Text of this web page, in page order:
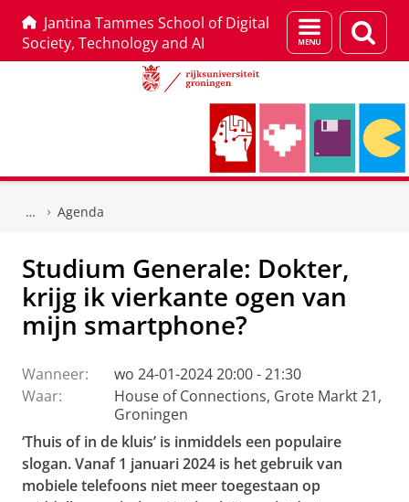
Jantina Tammes School of Digital
Society, Technology and AI
Menu
en
Agenda
Studium Generale: Dokter,
krijg ik vierkante ogen van
mijn smartphone?
Wanneer:
wo 24-01-2024 20:00 - 21:30
Waar:
House of Connections, Grote Markt 21,
Groningen
‘Thuis of in de kluis’ is inmiddels een populaire
slogan. Vanaf 1 januari 2024 is het gebruik van
mobiele telefoons niet meer toegestaan op